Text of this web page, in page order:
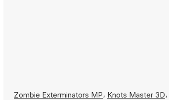
Zombie Exterminators MP، Knots Master 3D،